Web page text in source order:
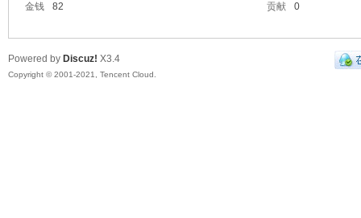
金钱
82 贡献 0
Powered by Discuz! X3.4
Copyright © 2001-2021, Tencent Cloud.